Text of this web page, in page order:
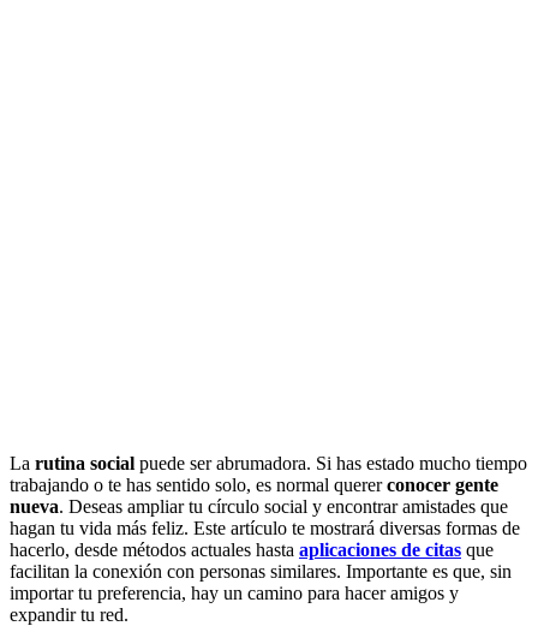
La rutina social puede ser abrumadora. Si has estado mucho tiempo
trabajando o te has sentido solo, es normal quererconocer gente
nueva. Deseas ampliar tu círculo social y encontrar amistades que
hagan tu vida más feliz. Este artículo te mostrará diversas formas de
hacerlo, desde métodos actuales hasta aplicaciones de citas que
facilitan la conexión con personas similares. Importante es que, sin
importar tu preferencia, hay un camino para hacer amigos y
expandir tu red.